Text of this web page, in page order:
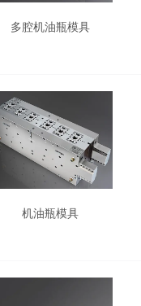
多腔机油瓶模具
机油瓶模具